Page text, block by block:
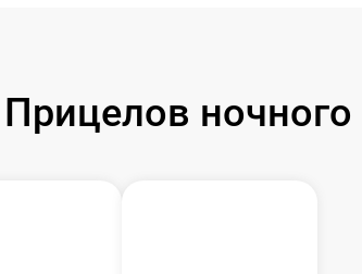
ночного